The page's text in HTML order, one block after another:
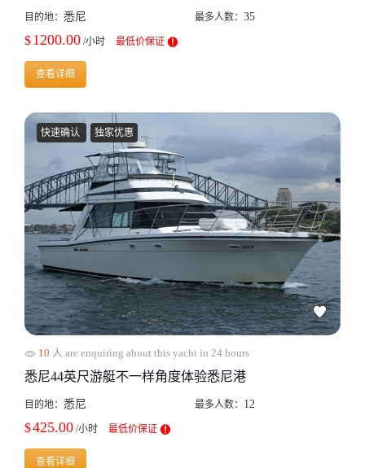
目的地： 悉尼 最多人数： 35
$1200.00 /小时 最低价保证
查看详细
快速确认 独家优惠
10 人 are enquiring about this yacht in 24 hours
悉尼44英尺游艇不一样角度体验悉尼港
目的地： 悉尼 最多人数： 12
$425.00 /小时 最低价保证
查看详细